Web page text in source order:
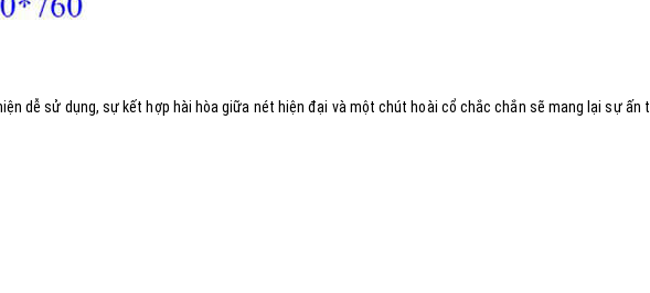
dễ sử dụng, sự kết hợp hài hòa giữa nét hiện đại và một chút hoài cổ chắc chắn sẽ mang lại sự ấn